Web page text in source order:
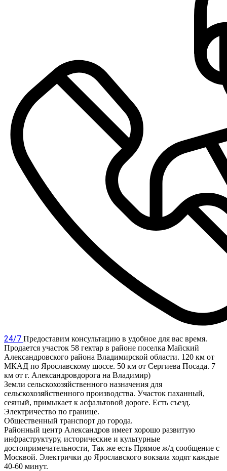
24/7 Предоставим консультацию в удобное для вас время.
Продается участок 58 гектар в районе поселка Майский
Александровского района Владимирской области. 120 км от
МКАД по Ярославскому шоссе. 50 км от Сергиева Посада. 7
км от г. Александровдорога на Владимир)
Земли сельскохозяйственного назначения для
сельскохозяйственного производства. Участок паханный,
сеяный, примыкает к асфальтовой дороге. Есть съезд.
Электричество по границе.
Общественный транспорт до города.
Районный центр Александров имеет хорошо развитую
инфраструктуру, исторические и культурные
достопримечательности, Так же есть Прямое ж/д сообщение с
Москвой. Электрички до Ярославского вокзала ходят каждые
40-60 минут.